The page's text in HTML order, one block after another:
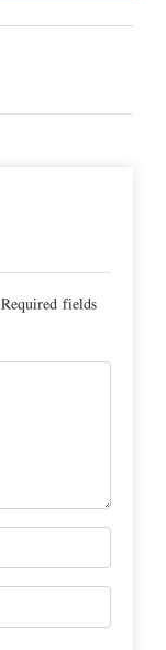
Required fields